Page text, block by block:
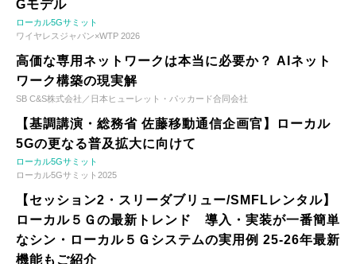
Gモデル
ローカル5Gサミット
ワイヤレスジャパン×WTP 2026
高価な専用ネットワークは本当に必要か？ AIネット
ワーク構築の現実解
SB C&S株式会社／日本ヒューレット・パッカード合同会社
【基調講演・総務省 佐藤移動通信企画官】ローカル
5Gの更なる普及拡大に向けて
ローカル5Gサミット
ローカル5Gサミット2025
【セッション2・スリーダブリュー/SMFLレンタル】
ローカル５Ｇの最新トレンド 導入・実装が一番簡単
なシン・ローカル５Ｇシステムの実用例 25-26年最新
機能もご紹介